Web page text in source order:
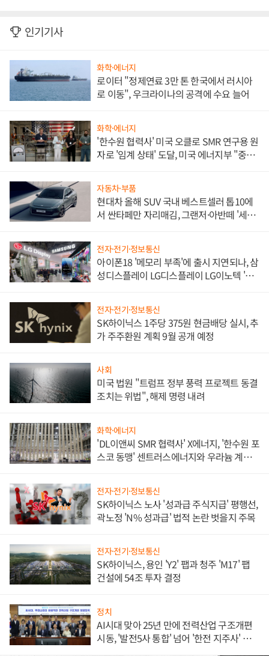
인기기사
화학·에너지
로이터 "정제연료 3만 톤 한국에서 러시아
로 이동", 우크라이나의 공격에 수요 늘어
화학·에너지
'한수원 협력사' 미국 오클로 SMR 연구용 원
자로 '임계 상태' 도달, 미국 에너지부 "중요
자동차·부품
현대차 올해 SUV 국내 베스트셀러 톱10에
서 싼타페만 자리매김, 그랜저·아반떼 '세단
전자·전기·정보통신
아이폰18 '메모리 부족'에 출시 지연되나, 삼
성디스플레이 LG디스플레이 LG이노텍 '탈
전자·전기·정보통신
SK하이닉스 1주당 375원 현금배당 실시, 추
가 주주환원 계획 9월 공개 예정
사회
미국 법원 "트럼프 정부 풍력 프로젝트 동결
조치는 위법", 해제 명령 내려
화학·에너지
'DL이앤씨 SMR 협력사' X에너지, '한수원 포
스코 동맹' 센트러스에너지와 우라늄 계약
전자·전기·정보통신
SK하이닉스 노사 '성과급 주식지급' 평행선,
곽노정 'N% 성과급' 법적 논란 벗을지 주목
전자·전기·정보통신
SK하이닉스, 용인 'Y2' 팹과 청주 'M17' 팹
건설에 54조 투자 결정
정치
AI시대 맞아 25년 만에 전력산업 구조개편
시동, '발전5사 통합' 넘어 '한전 지주사' 재편